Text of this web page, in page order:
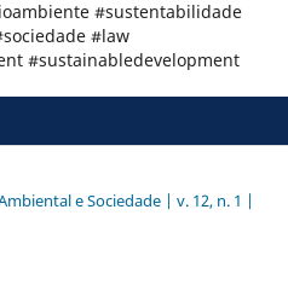
#sustentabilidade
#law
#sustainabledevelopment
e Sociedade | v. 12, n. 1 |